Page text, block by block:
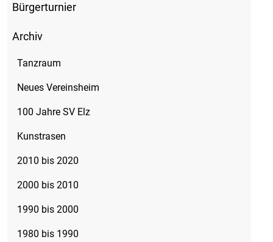
Bürgerturnier
Archiv
Tanzraum
Neues Vereinsheim
100 Jahre SV Elz
Kunstrasen
2010 bis 2020
2000 bis 2010
1990 bis 2000
1980 bis 1990